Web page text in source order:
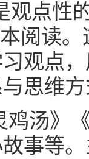
点性
阅读
观点
思维
汤》
事等